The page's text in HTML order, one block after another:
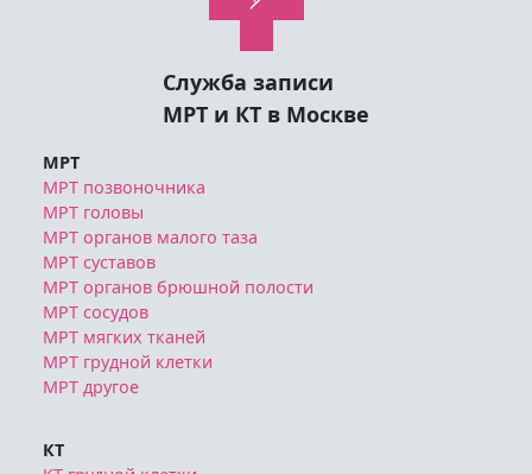
Служба записи
МРТ и КТ в Москве
МРТ
МРТ позвоночника
МРТ головы
МРТ органов малого таза
МРТ суставов
МРТ органов брюшной полости
МРТ сосудов
МРТ мягких тканей
МРТ грудной клетки
МРТ другое
КТ